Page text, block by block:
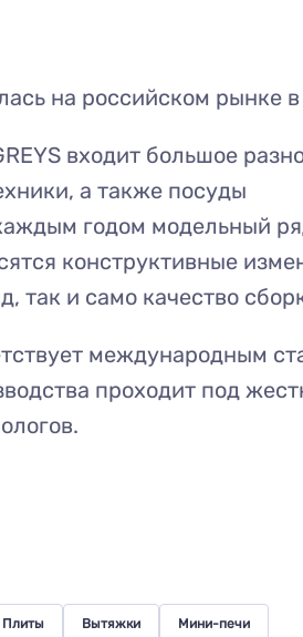
на российском рынке
входит большое
а также посуды
годом модельный
конструктивные
так и само качество
международным
проходит под
Плиты Вытяжки Мини-печи